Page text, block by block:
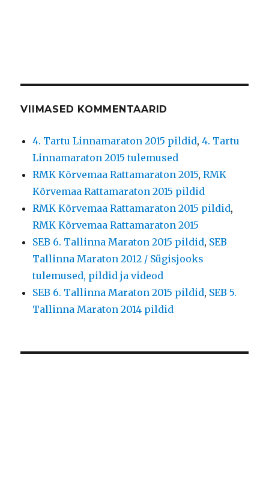
VIIMASED KOMMENTAARID
4. Tartu Linnamaraton 2015 pildid,4. Tartu
Linnamaraton 2015 tulemused
RMK Kõrvemaa Rattamaraton 2015,RMK
Kõrvemaa Rattamaraton 2015 pildid
RMK Kõrvemaa Rattamaraton 2015 pildid,
RMK Kõrvemaa Rattamaraton 2015
SEB 6. Tallinna Maraton 2015 pildid, SEB
Tallinna Maraton 2012 / Sügisjooks
tulemused, pildid ja videod
SEB 6. Tallinna Maraton 2015 pildid, SEB 5.
Tallinna Maraton 2014 pildid